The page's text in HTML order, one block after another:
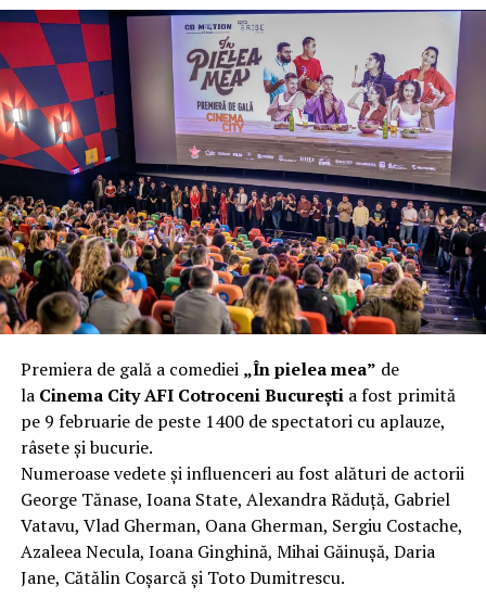
Premiera de gală a comediei „În pielea mea” de
la Cinema City AFI Cotroceni Bucureștia fost primită
pe 9 februarie de peste 1400 de spectatori cu aplauze,
râsete și bucurie.
Numeroase vedete și influenceri au fost alături de actorii
George Tănase, Ioana State, Alexandra Răduță, Gabriel
Vatavu, Vlad Gherman, Oana Gherman, Sergiu Costache,
Azaleea Necula, Ioana Ginghină, Mihai Găinușă, Daria
Jane, Cătălin Coșarcă și Toto Dumitrescu.